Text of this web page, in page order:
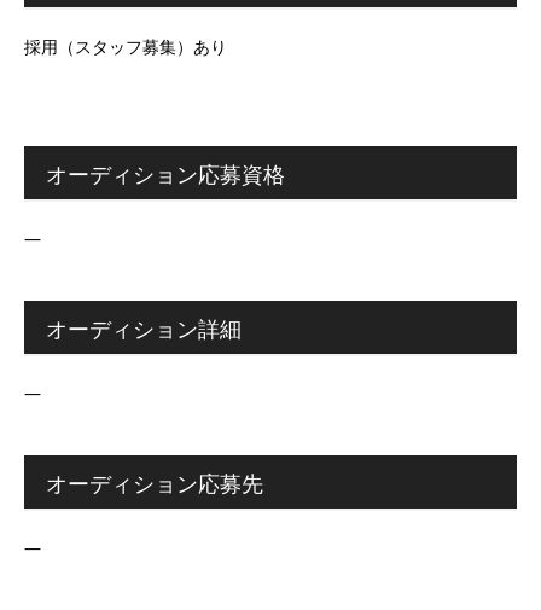
採用（スタッフ募集）あり
オーディション応募資格
―
オーディション詳細
―
オーディション応募先
―